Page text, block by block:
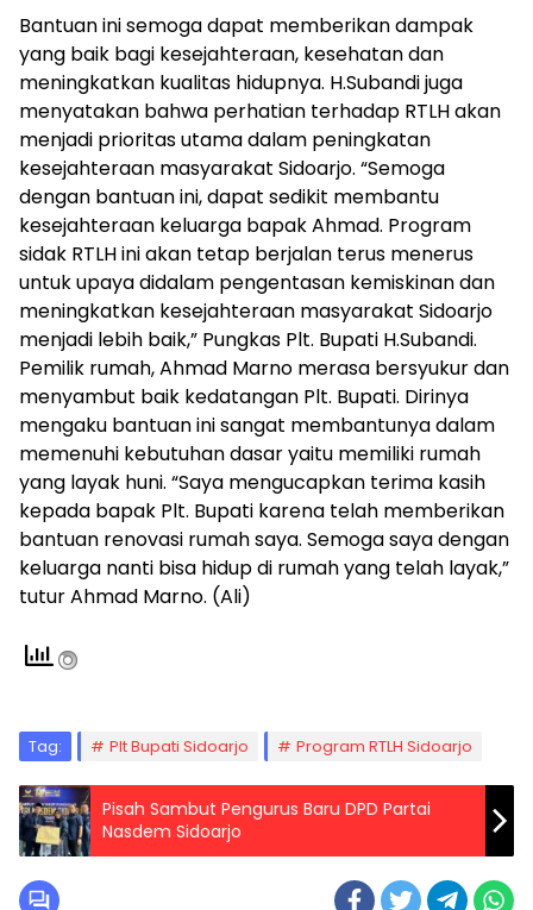
Bantuan ini semoga dapat memberikan dampak
yang baik bagi kesejahteraan, kesehatan dan
meningkatkan kualitas hidupnya. H.Subandi juga
menyatakan bahwa perhatian terhadap RTLH akan
menjadi prioritas utama dalam peningkatan
kesejahteraan masyarakat Sidoarjo. “Semoga
dengan bantuan ini, dapat sedikit membantu
kesejahteraan keluarga bapak Ahmad. Program
sidak RTLH ini akan tetap berjalan terus menerus
untuk upaya didalam pengentasan kemiskinan dan
meningkatkan kesejahteraan masyarakat Sidoarjo
menjadi lebih baik,” Pungkas Plt. Bupati H.Subandi.
Pemilik rumah, Ahmad Marno merasa bersyukur dan
menyambut baik kedatangan Plt. Bupati. Dirinya
mengaku bantuan ini sangat membantunya dalam
memenuhi kebutuhan dasar yaitu memiliki rumah
yang layak huni. “Saya mengucapkan terima kasih
kepada bapak Plt. Bupati karena telah memberikan
bantuan renovasi rumah saya. Semoga saya dengan
keluarga nanti bisa hidup di rumah yang telah layak,”
tutur Ahmad Marno. (Ali)
Tag: Plt Bupati Sidoarjo Program RTLH Sidoarjo
Pisah Sambut Pengurus Baru DPD Partai
Nasdem Sidoarjo